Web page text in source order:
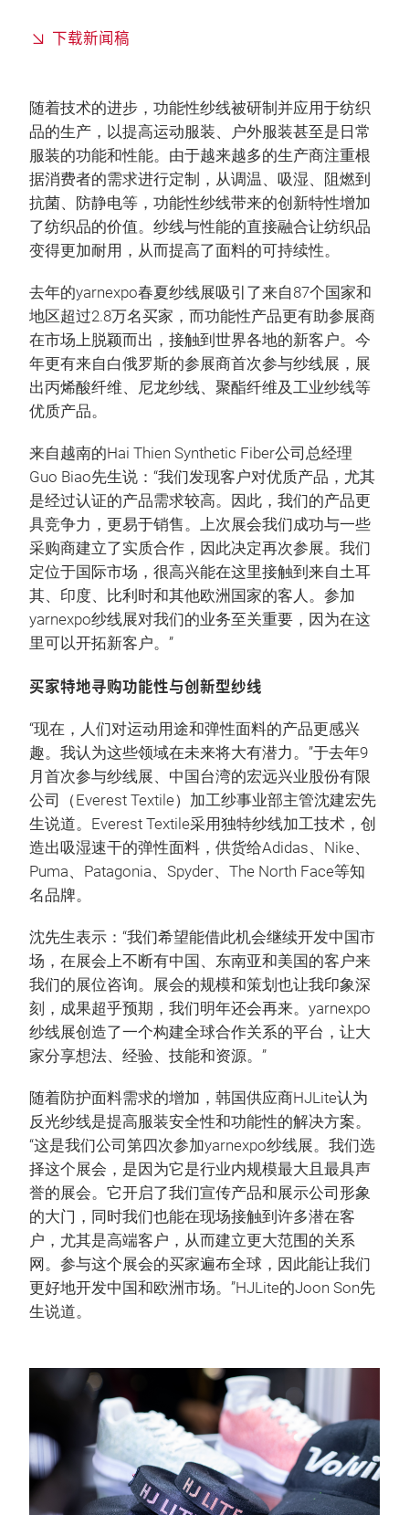
下载新闻稿
随着技术的进步，功能性纱线被研制并应用于纺织
品的生产，以提高运动服装、户外服装甚至是日常
服装的功能和性能。由于越来越多的生产商注重根
据消费者的需求进行定制，从调温、吸湿、阻燃到
抗菌、防静电等，功能性纱线带来的创新特性增加
了纺织品的价值。纱线与性能的直接融合让纺织品
变得更加耐用，从而提高了面料的可持续性。
去年的yarnexpo春夏纱线展吸引了来自87个国家和
地区超过2.8万名买家，而功能性产品更有助参展商
在市场上脱颖而出，接触到世界各地的新客户。今
年更有来自白俄罗斯的参展商首次参与纱线展，展
出丙烯酸纤维、尼龙纱线、聚酯纤维及工业纱线等
优质产品。
来自越南的Hai Thien Synthetic Fiber公司总经理
Guo Biao先生说：“我们发现客户对优质产品，尤其
是经过认证的产品需求较高。因此，我们的产品更
具竞争力，更易于销售。上次展会我们成功与一些
采购商建立了实质合作，因此决定再次参展。我们
定位于国际市场，很高兴能在这里接触到来自土耳
其、印度、比利时和其他欧洲国家的客人。参加
yarnexpo纱线展对我们的业务至关重要，因为在这
里可以开拓新客户。”
买家特地寻购功能性与创新型纱线
“现在，人们对运动用途和弹性面料的产品更感兴
趣。我认为这些领域在未来将大有潜力。”于去年9
月首次参与纱线展、中国台湾的宏远兴业股份有限
公司（Everest Textile）加工纱事业部主管沈建宏先
生说道。Everest Textile采用独特纱线加工技术，创
造出吸湿速干的弹性面料，供货给Adidas、Nike、
Puma、Patagonia、Spyder、The North Face等知
名品牌。
沈先生表示：“我们希望能借此机会继续开发中国市
场，在展会上不断有中国、东南亚和美国的客户来
我们的展位咨询。展会的规模和策划也让我印象深
刻，成果超乎预期，我们明年还会再来。yarnexpo
纱线展创造了一个构建全球合作关系的平台，让大
家分享想法、经验、技能和资源。”
随着防护面料需求的增加，韩国供应商HJLite认为
反光纱线是提高服装安全性和功能性的解决方案。
“这是我们公司第四次参加yarnexpo纱线展。我们选
择这个展会，是因为它是行业内规模最大且最具声
誉的展会。它开启了我们宣传产品和展示公司形象
的大门，同时我们也能在现场接触到许多潜在客
户，尤其是高端客户，从而建立更大范围的关系
网。参与这个展会的买家遍布全球，因此能让我们
更好地开发中国和欧洲市场。”HJLite的Joon Son先
生说道。